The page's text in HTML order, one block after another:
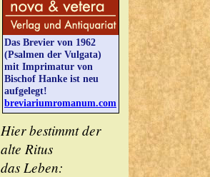
Das Brevier von 1962
(Psalmen der Vulgata)
mit Imprimatur von
Bischof Hanke ist neu
aufgelegt!
breviariumromanum.com
Hier bestimmt der
alte Ritus
das Leben: